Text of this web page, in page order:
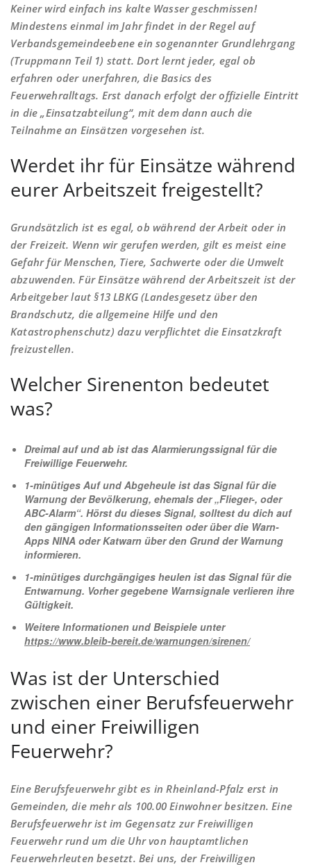
Keiner wird einfach ins kalte Wasser geschmissen!
Mindestens einmal im Jahr findet in der Regel auf
Verbandsgemeindeebene ein sogenannter Grundlehrgang
(Truppmann Teil 1) statt. Dort lernt jeder, egal ob
erfahren oder unerfahren, die Basics des
Feuerwehralltags. Erst danach erfolgt der offizielle Eintritt
in die „Einsatzabteilung“, mit dem dann auch die
Teilnahme an Einsätzen vorgesehen ist.
Werdet ihr für Einsätze während
eurer Arbeitszeit freigestellt?
Grundsätzlich ist es egal, ob während der Arbeit oder in
der Freizeit. Wenn wir gerufen werden, gilt es meist eine
Gefahr für Menschen, Tiere, Sachwerte oder die Umwelt
abzuwenden. Für Einsätze während der Arbeitszeit ist der
Arbeitgeber laut §13 LBKG (Landesgesetz über den
Brandschutz, die allgemeine Hilfe und den
Katastrophenschutz) dazu verpflichtet die Einsatzkraft
freizustellen.
Welcher Sirenenton bedeutet
was?
Dreimal auf und ab ist das Alarmierungssignal für die
Freiwillige Feuerwehr.
1-minütiges Auf und Abgeheule ist das Signal für die
Warnung der Bevölkerung, ehemals der „Flieger-, oder
ABC-Alarm“. Hörst du dieses Signal, solltest du dich auf
den gängigen Informationsseiten oder über die Warn-
Apps NINA oder Katwarn über den Grund der Warnung
informieren.
1-minütiges durchgängiges heulen ist das Signal für die
Entwarnung. Vorher gegebene Warnsignale verlieren ihre
Gültigkeit.
Weitere Informationen und Beispiele unter
https://www.bleib-bereit.de/warnungen/sirenen/
Was ist der Unterschied
zwischen einer Berufsfeuerwehr
und einer Freiwilligen
Feuerwehr?
Eine Berufsfeuerwehr gibt es in Rheinland-Pfalz erst in
Gemeinden, die mehr als 100.00 Einwohner besitzen. Eine
Berufsfeuerwehr ist im Gegensatz zur Freiwilligen
Feuerwehr rund um die Uhr von hauptamtlichen
Feuerwehrleuten besetzt. Bei uns, der Freiwilligen